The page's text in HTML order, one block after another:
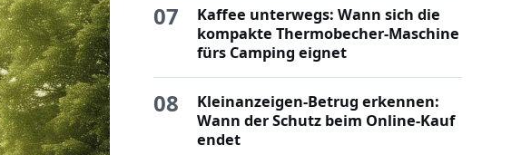
07
Kaffee unterwegs: Wann sich die
kompakte Thermobecher-Maschine
fürs Camping eignet
08
Kleinanzeigen-Betrug erkennen:
Wann der Schutz beim Online-Kauf
endet